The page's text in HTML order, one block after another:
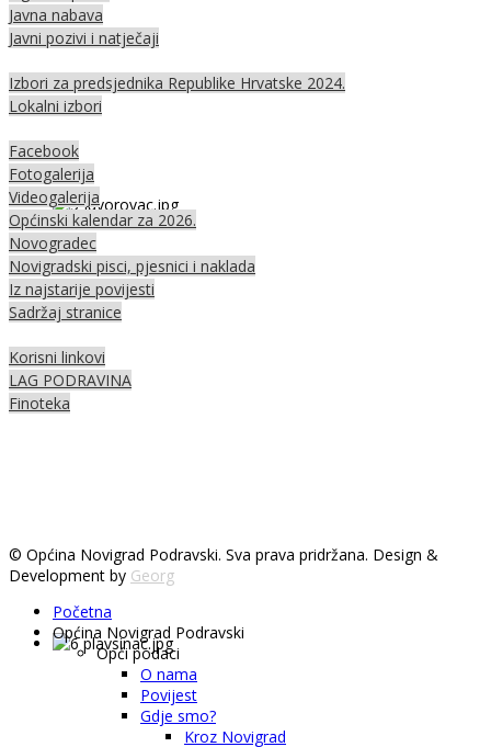
Javna nabava
Javni pozivi i natječaji
Izbori za predsjednika Republike Hrvatske 2024.
Lokalni izbori
Facebook
Fotogalerija
Videogalerija
Općinski kalendar za 2026.
Novogradec
Novigradski pisci, pjesnici i naklada
Iz najstarije povijesti
Sadržaj stranice
Korisni linkovi
LAG PODRAVINA
Finoteka
© Općina Novigrad Podravski. Sva prava pridržana. Design &
Development by Georg
Početna
Općina Novigrad Podravski
Opći podaci
O nama
Povijest
Gdje smo?
Kroz Novigrad